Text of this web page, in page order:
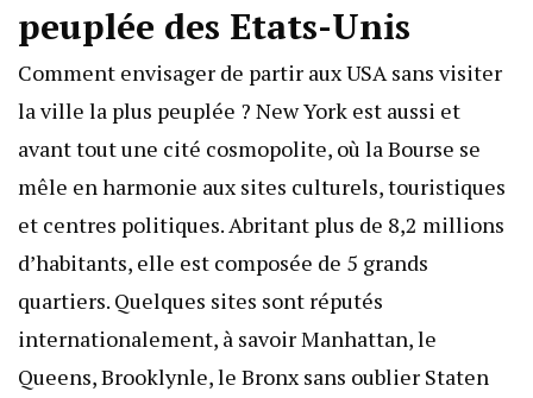
peuplée des Etats-Unis
Comment envisager de partir aux USA sans visiter
la ville la plus peuplée ? New York est aussi et
avant tout une cité cosmopolite, où la Bourse se
mêle en harmonie aux sites culturels, touristiques
et centres politiques. Abritant plus de 8,2 millions
d’habitants, elle est composée de 5 grands
quartiers. Quelques sites sont réputés
internationalement, à savoir Manhattan, le
Queens, Brooklynle, le Bronx sans oublier Staten